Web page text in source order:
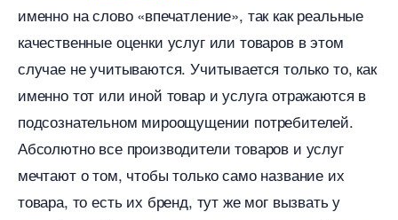
именно на слово «впечатление», так как реальные
качественные оценки услуг или товаров в этом
случае не учитываются. Учитывается только то, как
именно тот или иной товар и услуга отражаются
подсознательном мироощущении потребителей.
Абсолютно все производители товаров и услу
мечтают о том, чтобы только само название их
товара, то есть их бренд, тут же мог вызвать у